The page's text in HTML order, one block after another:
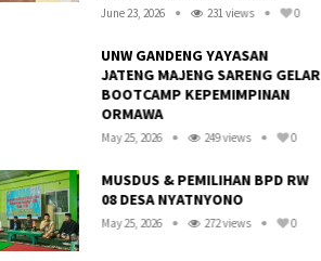
June 23, 2026 231 views 0
UNW GANDENG YAYASAN
JATENG MAJENG SARENG GELAR
BOOTCAMP KEPEMIMPINAN
ORMAWA
May 25, 2026 249 views 0
MUSDUS & PEMILIHAN BPD RW
08 DESA NYATNYONO
May 25, 2026 272 views 0